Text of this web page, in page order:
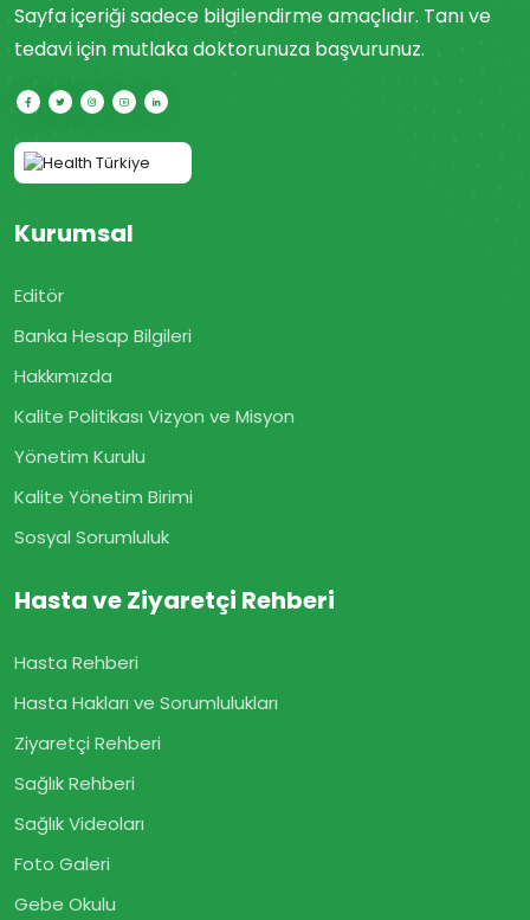
Sayfa içeriği sadece bilgilendirme amaçlıdır. Tanı ve
tedavi için mutlaka doktorunuza başvurunuz.
Kurumsal
Editör
Banka Hesap Bilgileri
Hakkımızda
Kalite Politikası Vizyon ve Misyon
Yönetim Kurulu
Kalite Yönetim Birimi
Sosyal Sorumluluk
Hasta ve Ziyaretçi Rehberi
Hasta Rehberi
Hasta Hakları ve Sorumlulukları
Ziyaretçi Rehberi
Sağlık Rehberi
Sağlık Videoları
Foto Galeri
Gebe Okulu